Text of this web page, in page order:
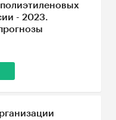
- 2023.